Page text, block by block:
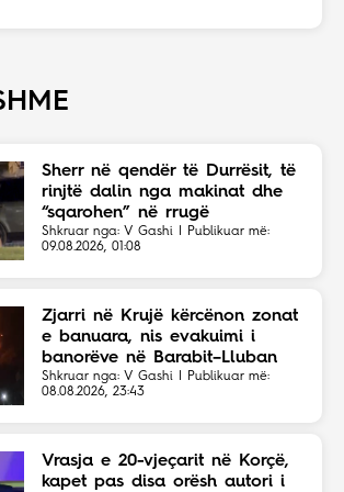
Sherr në qendër të Durrësit, të
rinjtë dalin nga makinat dhe
“sqarohen” në rrugë
Shkruar nga: V Gashi | Publikuar më:
09.08.2026, 01:08
Zjarri në Krujë kërcënon zonat
e banuara, nis evakuimi i
banorëve në Barabit–Lluban
Shkruar nga: V Gashi | Publikuar më:
08.08.2026, 23:43
Vrasja e 20-vjeçarit në Korçë,
kapet pas disa orësh autori i